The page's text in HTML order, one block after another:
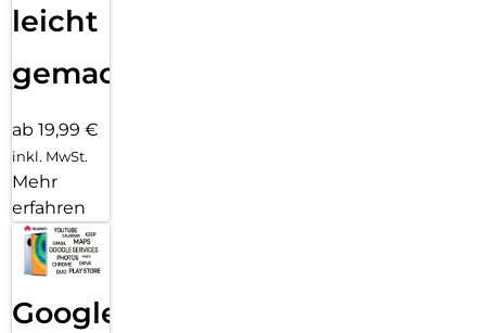
leicht
gemacht!
ab 19,99 €
inkl. MwSt.
Mehr
erfahren
Google